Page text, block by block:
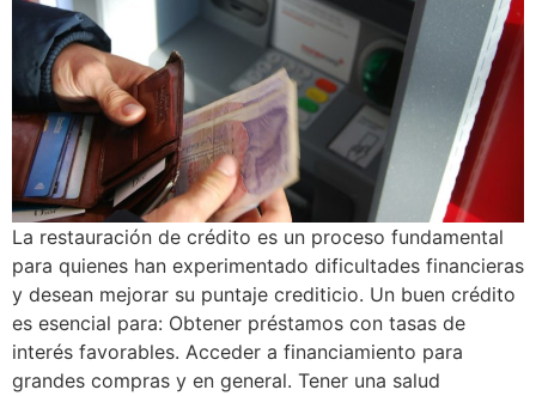
La restauración de crédito es un proceso fundamental
para quienes han experimentado dificultades financieras
y desean mejorar su puntaje crediticio. Un buen crédito
es esencial para: Obtener préstamos con tasas de
interés favorables. Acceder a financiamiento para
grandes compras y en general. Tener una salud